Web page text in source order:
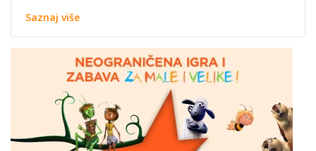
Saznaj više